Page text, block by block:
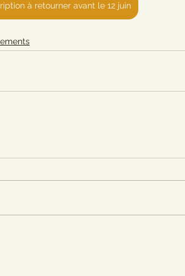
à retourner avant le 12 juin